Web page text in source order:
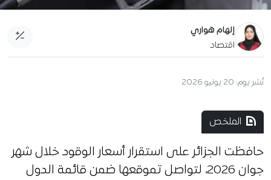
إلهام هواري
اقتصاد
نُشر يوم: 20 يونيو 2026
الملخص
حافظت الجزائر على استقرار أسعار الوقود خلال شهر
جوان 2026، لتواصل تموقعها ضمن قائمة الدول